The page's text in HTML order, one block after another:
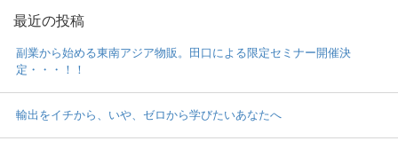
最近の投稿
副業から始める東南アジア物販。田口による限定セミナー開催決
定・・・！！
輸出をイチから、いや、ゼロから学びたいあなたへ